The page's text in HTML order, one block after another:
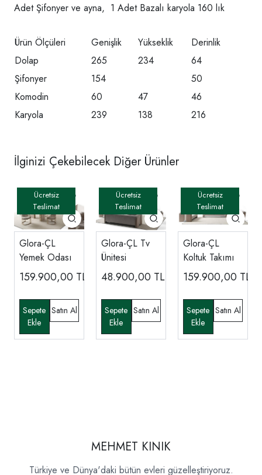
Adet Şifonyer ve ayna, 1 Adet Bazalı karyola 160 lık
Ürün Ölçüleri Genişlik Yükseklik
Derinlik
Dolap
265 234
64
Şifonyer
154
50
Komodin
60 47
46
Karyola
239 138 216
İlginizi Çekebilecek Diğer Ürünler
Glora-ÇL
Yemek Odası
159.900,00 TL
Glora-ÇL Tv
Ünitesi
48.900,00 TL
Glora-ÇL
Koltuk Takımı
159.900,00 TL
MEHMET KINIK
Türkiye ve Dünya'daki bütün evleri güzelleştiriyoruz.